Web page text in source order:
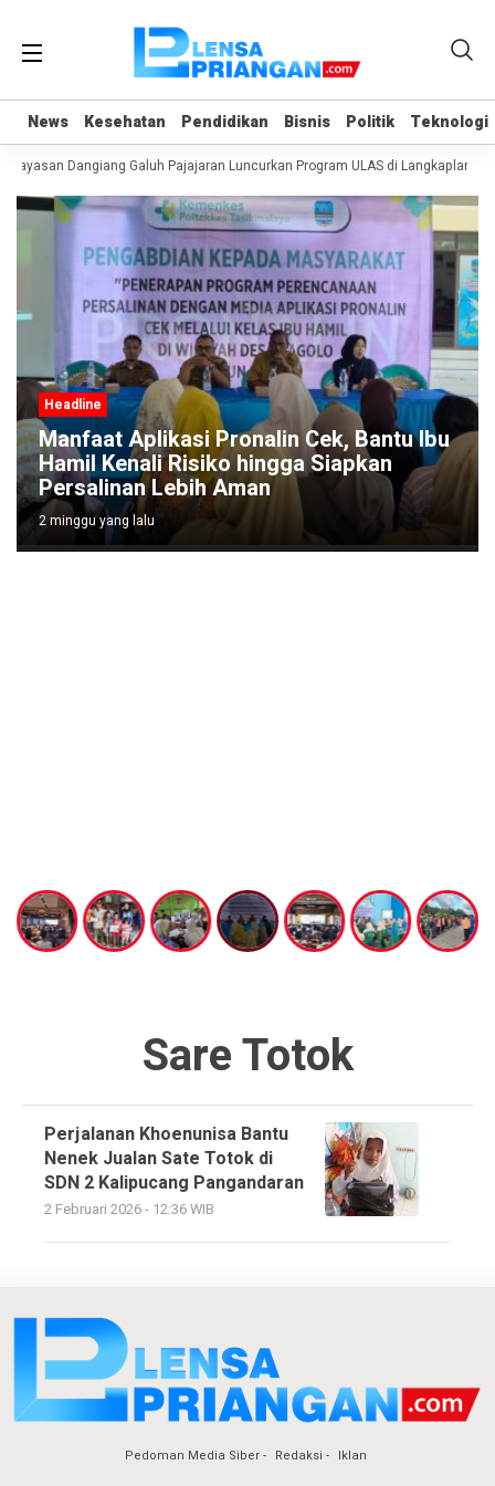
News Kesehatan Pendidikan Bisnis Politik Teknologi
News Kesehatan Pendidikan Bisnis Politik Teknologi
Dangiang Galuh Pajajaran Luncurkan Program ULAS di Langkaplancar
Headline
Manfaat Aplikasi Pronalin Cek, Bantu Ibu
Hamil Kenali Risiko hingga Siapkan
Persalinan Lebih Aman
2 minggu yang lalu
Sare Totok
Perjalanan Khoenunisa Bantu
Nenek Jualan Sate Totok di
SDN 2 Kalipucang Pangandaran
2 Februari 2026 - 12:36 WIB
Pedoman Media Siber Redaksi Iklan